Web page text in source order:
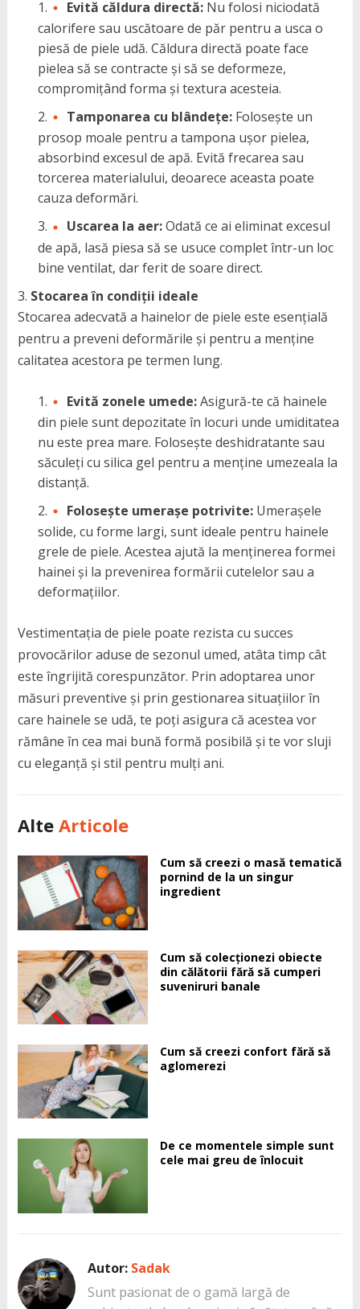
Evită căldura directă:Nu folosi niciodată
calorifere sau uscătoare de păr pentru a usca o
piesă de piele udă. Căldura directă poate face
pielea să se contracte și să se deformeze,
compromițând forma și textura acesteia.
Tamponarea cu blândețe:Folosește un
prosop moale pentru a tampona ușor pielea,
absorbind excesul de apă. Evită frecarea sau
torcerea materialului, deoarece aceasta poate
cauza deformări.
Uscarea la aer:Odată ce ai eliminat excesul
de apă, lasă piesa să se usuce complet într-un loc
bine ventilat, dar ferit de soare direct.
Stocarea în condiții ideale
Stocarea adecvată a hainelor de piele este esențială
pentru a preveni deformările și pentru a menține
calitatea acestora pe termen lung.
Evită zonele umede:Asigură-te că hainele
din piele sunt depozitate în locuri unde umiditatea
nu este prea mare. Folosește deshidratante sau
săculeți cu silica gel pentru a menține umezeala la
distanță.
Folosește umerașe potrivite:Umerașele
solide, cu forme largi, sunt ideale pentru hainele
grele de piele. Acestea ajută la menținerea formei
hainei și la prevenirea formării cutelelor sau a
deformațiilor.
Vestimentația de piele poate rezista cu succes
provocărilor aduse de sezonul umed, atâta timp cât
este îngrijită corespunzător. Prin adoptarea unor
măsuri preventive și prin gestionarea situațiilor în
care hainele se udă, te poți asigura că acestea vor
rămâne în cea mai bună formă posibilă și te vor sluji
cu eleganță și stil pentru mulți ani.
Alte Articole
Cum să creezi o masă tematică
pornind de la un singur
ingredient
Cum să colecționezi obiecte
din călătorii fără să cumperi
suveniruri banale
Cum să creezi confort fără să
aglomerezi
De ce momentele simple sunt
cele mai greu de înlocuit
Autor: Sadak
Sunt pasionat de o gamă largă de